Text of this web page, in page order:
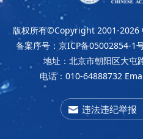
版权所有©Copyright 2001-2026
备案序号：京ICP备05002854-1
地址：北京市朝阳区大屯
电话：010-64888732
违法违纪举报